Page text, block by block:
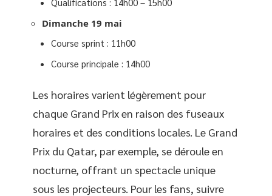
Dimanche 19 mai
Course sprint : 11h00
Course principale : 14h00
Les horaires varient légèrement pour
chaque Grand Prix en raison des fuseaux
horaires et des conditions locales. Le Grand
Prix du Qatar, par exemple, se déroule en
nocturne, offrant un spectacle unique
sous les projecteurs. Pour les fans, suivre